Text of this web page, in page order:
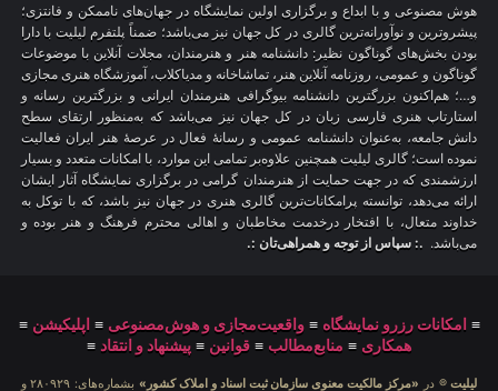
هوش مصنوعی و با ابداع و برگزاری اولین نمایشگاه در جهان‌های ناممکن و فانتزی؛
پیشروترین و نوآورانه‌ترین گالری در کل جهان نیز می‌باشد؛ ضمناً پلتفرم لیلیت با دارا
بودن بخش‌های گوناگون نظیر: دانشنامه هنر و هنرمندان، مجلات آنلاین با موضوعات
گوناگون و عمومی، روزنامه آنلاین هنر، تماشاخانه و مدیاکلاب، آموزشگاه هنری مجازی
و…؛ هم‌اکنون بزرگترین دانشنامه بیوگرافی هنرمندان ایرانی و بزرگترین رسانه و
استارتاپ هنری فارسی زبان در کل جهان نیز می‌باشد که به‌منظور ارتقای سطح
دانش جامعه، به‌عنوان دانشنامه عمومی و رسانهٔ فعال در عرصهٔ هنر ایران فعالیت
نموده است؛ گالری لیلیت همچنین علاوه‌بر تمامی این موارد، با امکانات متعدد و بسیار
ارزشمندی که در جهت حمایت از هنرمندان گرامی در برگزاری نمایشگاه آثار ایشان
ارائه می‌دهد، توانسته پرامکانات‌ترین گالری هنری در جهان نیز باشد، که با توکل به
خداوند متعال، با افتخار درخدمت مخاطبان و اهالی محترم فرهنگ و هنر بوده و
می‌باشد. .: سپاس از توجه و همراهی‌تان :.
≡ امکانات رزرو نمایشگاه ≡واقعیت‌مجازی و هوش‌مصنوعی ≡ اپلیکیشن ≡
همکاری ≡ منابع‌مطالب ≡ قوانین ≡ پیشنهاد و انتقاد ≡
لیلیت® در «مرکز مالکیت معنوی سازمان ثبت اسناد و املاک کشور» بشماره‌های: ۲۸۰۹۲۹ و